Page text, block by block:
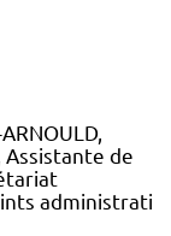
Assistante de
administrati